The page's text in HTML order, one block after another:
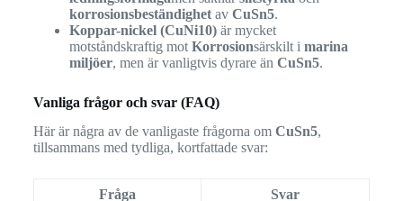
korrosionsbeständighetav CuSn5.
Koppar-nickel (CuNi10)är mycket
motståndskraftig mot Korrosionsärskilt i marina
miljöer, men är vanligtvis dyrare än CuSn5.
Vanliga frågor och svar (FAQ)
Här är några av de vanligaste frågorna om CuSn5,
tillsammans med tydliga, kortfattade svar:
Fråga Svar